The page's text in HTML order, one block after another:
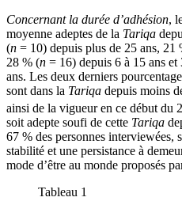
Concernant la durée d’adhésion,
moyenne adeptes de la Tariqa
(n = 10) depuis plus de 25 ans, 21
28 % (n = 16) depuis 6 à 15 ans et
ans. Les deux derniers
sont dans la Tariqa depuis moins
ainsi de la vigueur en ce début du
soit adepte soufi de cette Tariqa
67 % des personnes interviewées,
stabilité et une persistance à
mode d’être au monde proposés
Tableau 1